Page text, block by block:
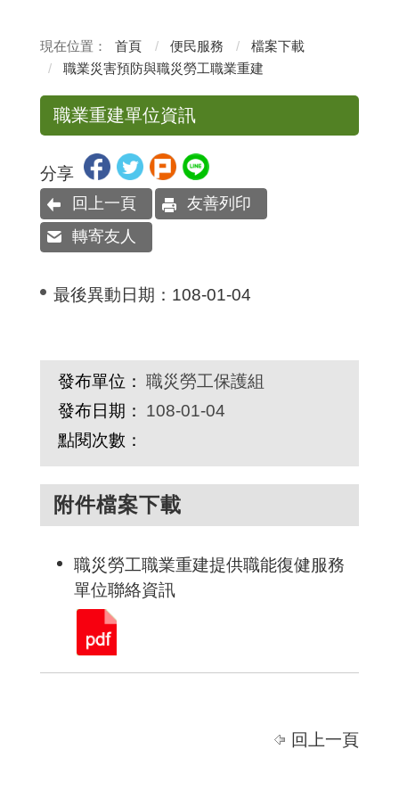
首頁 便民服務
檔案下載
職業災害預防與職災勞工職業重建
職業重建單位資訊
分享
回上一頁
友善列印
轉寄友人
最後異動日期： 108-01-04
發布單位： 職災勞工保護組
發布日期：
108-01-04
點閱次數：
附件檔案下載
職災勞工職業重建提供職能復健服務
單位聯絡資訊
回上一頁